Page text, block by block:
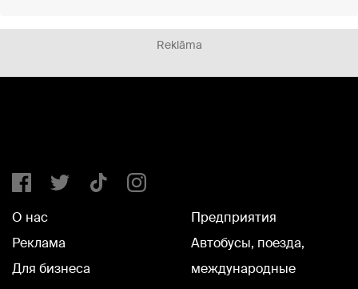
Reklāma
О нас
Реклама
Для бизнеса
Предприятия
Автобусы, поезда,
международные